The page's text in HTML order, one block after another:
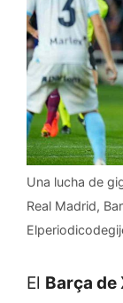
Una lucha de
Real Madrid,
El Barça de